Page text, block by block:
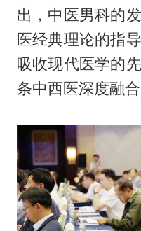
出，中医男科的
医经典理论的指
吸收现代医学的
条中西医深度融合